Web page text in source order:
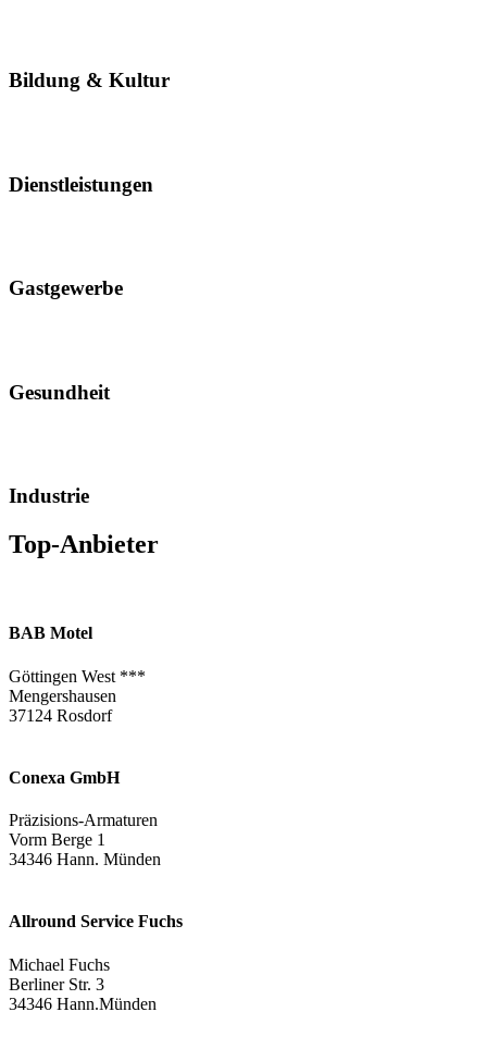
Bildung & Kultur
Dienstleistungen
Gastgewerbe
Gesundheit
Industrie
Top-Anbieter
BAB Motel
Göttingen West ***
Mengershausen
37124 Rosdorf
Conexa GmbH
Präzisions-Armaturen
Vorm Berge 1
34346 Hann. Münden
Allround Service Fuchs
Michael Fuchs
Berliner Str. 3
34346 Hann.Münden